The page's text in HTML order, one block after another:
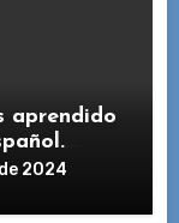
aprendido
2024